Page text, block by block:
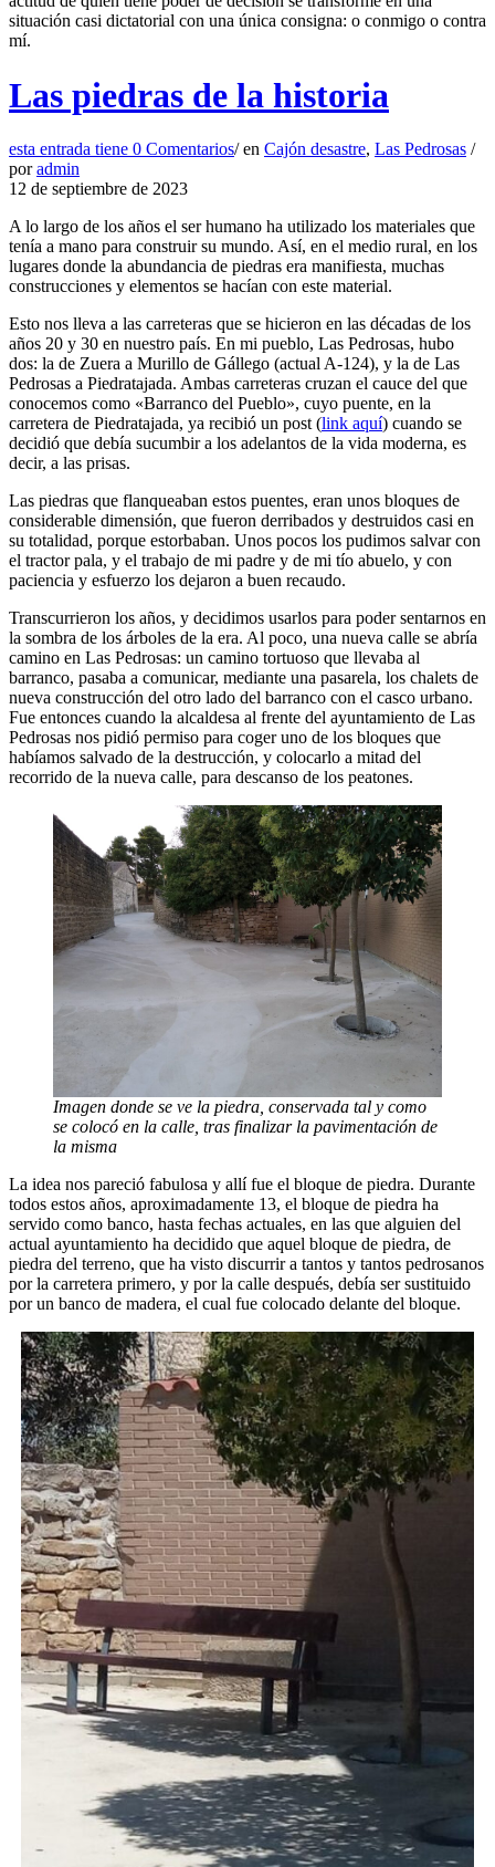
situación casi dictatorial con una única consigna: o conmigo o contra
mí.
Las piedras de la historia
esta entrada tiene 0 Comentarios/ en Cajón desastre, Las Pedrosas /
poradmin
12 de septiembre de 2023
A lo largo de los años el ser humano ha utilizado los materiales que
tenía a mano para construir su mundo. Así, en el medio rural, en los
lugares donde la abundancia de piedras era manifiesta, muchas
construcciones y elementos se hacían con este material.
Esto nos lleva a las carreteras que se hicieron en las décadas de los
años 20 y 30 en nuestro país. En mi pueblo, Las Pedrosas, hubo
dos: la de Zuera a Murillo de Gállego (actual A-124), y la de Las
Pedrosas a Piedratajada. Ambas carreteras cruzan el cauce del que
conocemos como «Barranco del Pueblo», cuyo puente, en la
carretera de Piedratajada, ya recibió un post (link aquí) cuando se
decidió que debía sucumbir a los adelantos de la vida moderna, es
decir, a las prisas.
Las piedras que flanqueaban estos puentes, eran unos bloques de
considerable dimensión, que fueron derribados y destruidos casi en
su totalidad, porque estorbaban. Unos pocos los pudimos salvar con
el tractor pala, y el trabajo de mi padre y de mi tío abuelo, y con
paciencia y esfuerzo los dejaron a buen recaudo.
Transcurrieron los años, y decidimos usarlos para poder sentarnos en
la sombra de los árboles de la era. Al poco, una nueva calle se abría
camino en Las Pedrosas: un camino tortuoso que llevaba al
barranco, pasaba a comunicar, mediante una pasarela, los chalets de
nueva construcción del otro lado del barranco con el casco urbano.
Fue entonces cuando la alcaldesa al frente del ayuntamiento de Las
Pedrosas nos pidió permiso para coger uno de los bloques que
habíamos salvado de la destrucción, y colocarlo a mitad del
recorrido de la nueva calle, para descanso de los peatones.
Imagen donde se ve la piedra, conservada tal y como
se colocó en la calle, tras finalizar la pavimentación de
la misma
La idea nos pareció fabulosa y allí fue el bloque de piedra. Durante
todos estos años, aproximadamente 13, el bloque de piedra ha
servido como banco, hasta fechas actuales, en las que alguien del
actual ayuntamiento ha decidido que aquel bloque de piedra, de
piedra del terreno, que ha visto discurrir a tantos y tantos pedrosanos
por la carretera primero, y por la calle después, debía ser sustituido
por un banco de madera, el cual fue colocado delante del bloque.